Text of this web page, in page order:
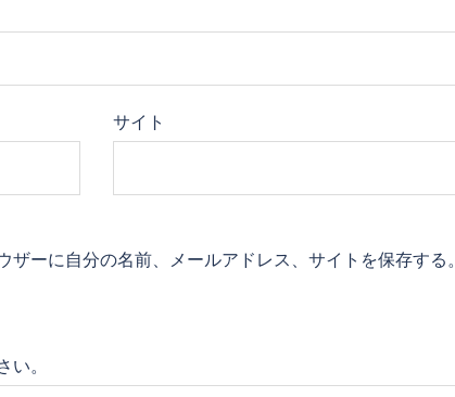
サイト
ーに自分の名前、メールアドレス、サイトを保存する。
い。